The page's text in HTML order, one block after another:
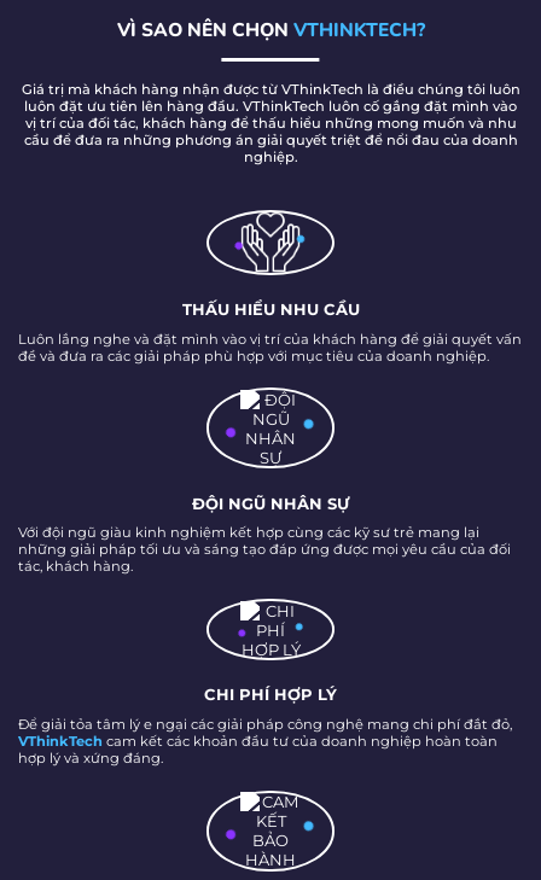
VÌ SAO NÊN CHỌN VTHINKTECH?
Giá trị mà khách hàng nhận được từ VThinkTech là điều chúng tôi luôn
luôn đặt ưu tiên lên hàng đầu. VThinkTech luôn cố gắng đặt mình vào
vị trí của đối tác, khách hàng để thấu hiểu những mong muốn và nhu
cầu để đưa ra những phương án giải quyết triệt để nổi đau của doanh
nghiệp.
THẤU HIỂU NHU CẦU
Luôn lắng nghe và đặt mình vào vị trí của khách hàng để giải quyết vấn
đề và đưa ra các giải pháp phù hợp với mục tiêu của doanh nghiệp.
ĐỘI NGŨ NHÂN SỰ
Với đội ngũ giàu kinh nghiệm kết hợp cùng các kỹ sư trẻ mang lại
những giải pháp tối ưu và sáng tạo đáp ứng được mọi yêu cầu của đối
tác, khách hàng.
CHI PHÍ HỢP LÝ
Để giải tỏa tâm lý e ngại các giải pháp công nghệ mang chi phí đắt đỏ,
VThinkTech cam kết các khoản đầu tư của doanh nghiệp hoàn toàn
hợp lý và xứng đáng.